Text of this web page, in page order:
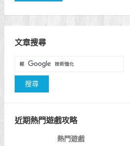
文章搜尋
近期熱門遊戲攻略
熱門遊戲